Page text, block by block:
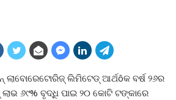
ଲିମିଟେଡ୍ ଆର୍ଥôକ ବର୍ଷ ୨୬ର
୬୯% ବୃଦ୍ଧି ପାଇ ୨୦ କୋଟି ଟଙ୍କାରେ